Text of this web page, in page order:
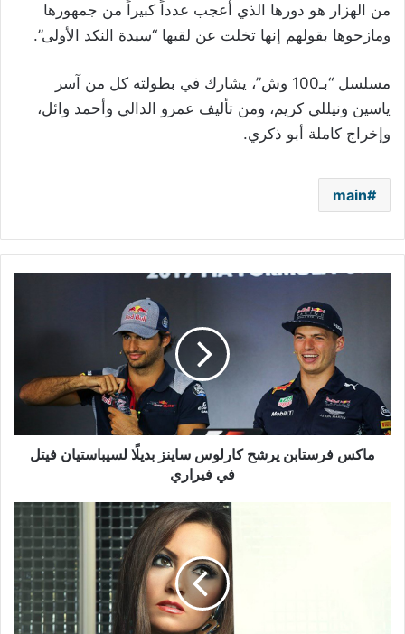
من الهزار هو دورها الذي أعجب عدداً كبيراً من جمهورها
ومازحوها بقولهم إنها تخلت عن لقبها “سيدة النكد الأولى”.
مسلسل “بـ100 وش”، يشارك في بطولته كل من آسر
ياسين ونيللي كريم، ومن تأليف عمرو الدالي وأحمد وائل،
وإخراج كاملة أبو ذكري‏‎.
main
لسيباستيان
فيتل
في
فيراري
ماكس فرستابن يرشح كارلوس ساينز بديلًا لسيباستيان فيتل
في فيراري